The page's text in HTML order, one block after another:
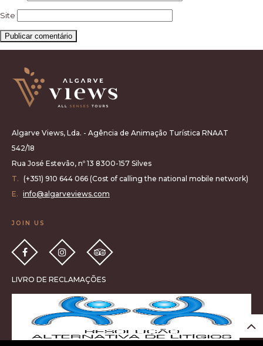
Site
Algarve Views, Lda. - Agência de Animação Turística RNAAT
542/18
Rua José Estevão, nº 13 8300-157 Silves
T. (+351) 910 644 066 (Cost of calling the national mobile network)
E. info@algarveviews.com
JOIN US
LIVRO DE RECLAMAÇÕES